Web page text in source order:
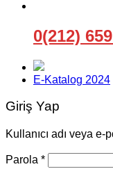
0(212)
E-Katalog 2024
Giriş Yap
Kullanıcı adı veya e-
Parola *Gerekli